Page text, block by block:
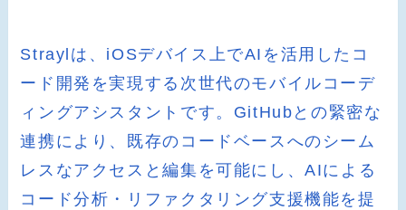
Straylは、iOSデバイス上でAIを活用したコ
ード開発を実現する次世代のモバイルコーデ
ィングアシスタントです。GitHubとの緊密な
連携により、既存のコードベースへのシーム
レスなアクセスと編集を可能にし、AIによる
コード分析・リファクタリング支援機能を提